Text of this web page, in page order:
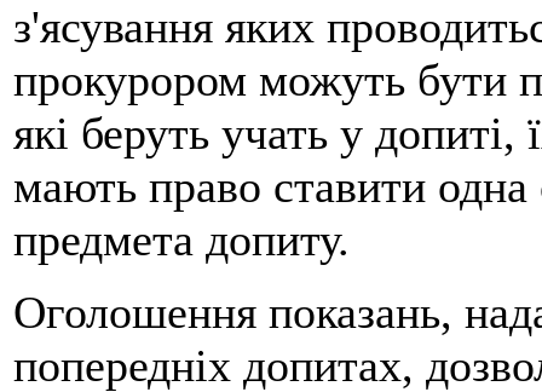
з'ясування яких
прокурором можуть бути
які беруть учать у
мають право ставити
предмета допиту.
Оголошення показань,
попередніх допитах,